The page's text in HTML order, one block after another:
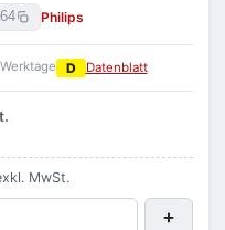
Philips
D Datenblatt
MwSt.
+